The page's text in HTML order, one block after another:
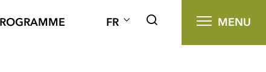
FR MENU